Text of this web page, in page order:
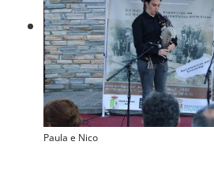
Paula e Nico